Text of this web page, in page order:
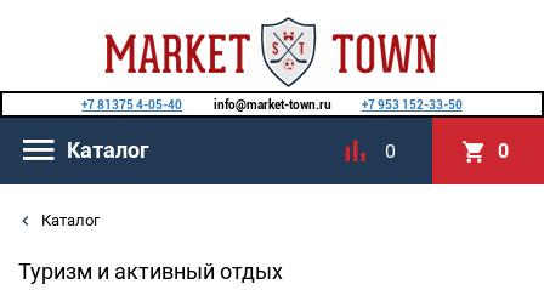
+7 81375 4-05-40 info@market-town.ru +7 953 152-33-50
Каталог 0 0
Каталог
Туризм и активный отдых